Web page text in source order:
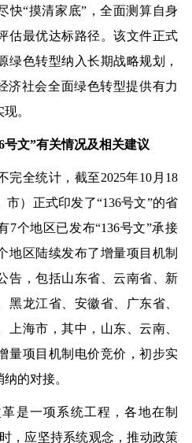
快“摸清家底”，全面测算自身
估最优达标路径。该文件正式
绿色转型纳入长期战略规划，
济社会全面绿色转型提供有力
。
文”有关情况及相关建议
全统计，截至2025年10月18
市）正式印发了“136号文”的省
7个地区已发布“136号文”承接
地区陆续发布了增量项目机制
告，包括山东省、云南省、新
黑龙江省、安徽省、广东省、
上海市，其中，山东、云南、
量项目机制电价竞价，初步实
的对接。
一项系统工程，各地在制
，应坚持系统观念，推动政策